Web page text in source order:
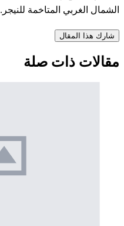
الشمال الغربي المتاخمة للنيجر.
شارك هذا المقال
مقالات ذات صلة